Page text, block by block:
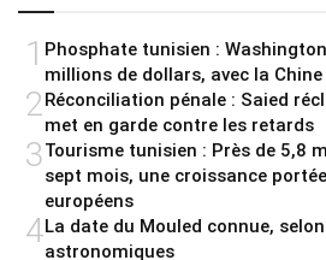
1 Phosphate tunisien :
millions de dollars, avec la
2Réconciliation pénale : Saied
met en garde contre les retards
3Tourisme tunisien : Près de 5,8
sept mois, une croissance
européens
4La date du Mouled connue,
astronomiques